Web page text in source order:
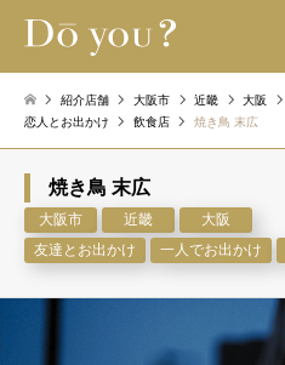
紹介店舗 大阪市 近畿 大阪
恋人とお出かけ
飲食店 焼き鳥 末広
焼き鳥 末広
大阪市 近畿
大阪
友達とお出かけ
一人でお出かけ